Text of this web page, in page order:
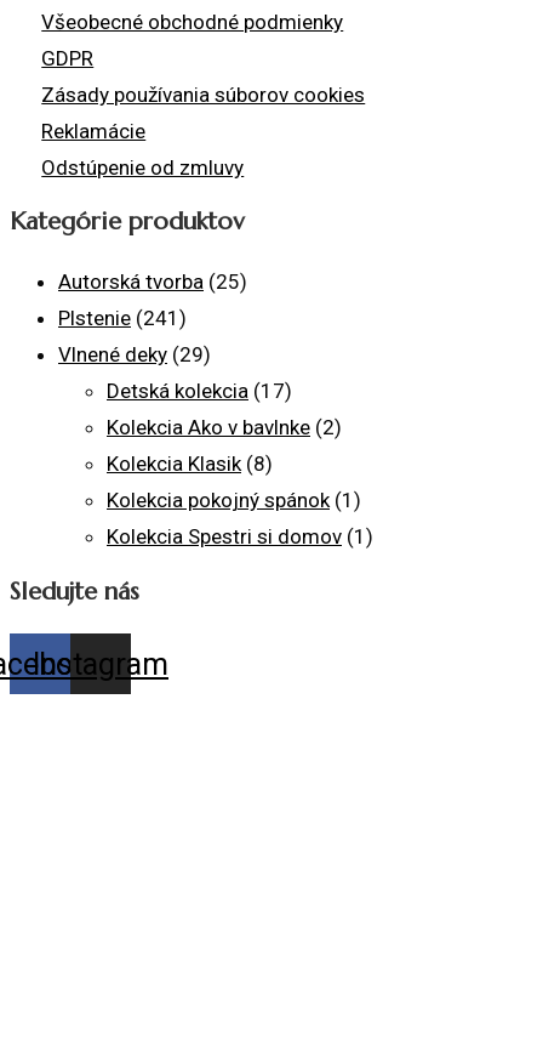
Všeobecné obchodné podmienky
GDPR
Zásady používania súborov cookies
Reklamácie
Odstúpenie od zmluvy
Kategórie produktov
Autorská tvorba (25)
Plstenie (241)
Vlnené deky (29)
Detská kolekcia (17)
Kolekcia Ako v bavlnke (2)
Kolekcia Klasik (8)
Kolekcia pokojný spánok (1)
Kolekcia Spestri si domov (1)
Sledujte nás
Instagram